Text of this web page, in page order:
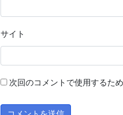
サイト
次回のコメントで使用するた